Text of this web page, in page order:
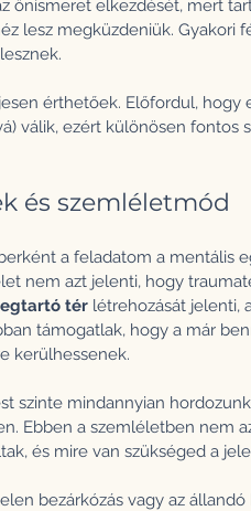
önismeret elkezdését, mert
lesz megküzdeniük. Gyakori
érthetőek. Előfordul,
válik, ezért különösen fontos
és szemléletmód
a feladatom a mentális
nem azt jelenti, hogy
tér létrehozását jelenti,
támogatlak, hogy a már
kerülhessenek.
szinte mindannyian
Ebben a szemléletben nem
és mire van szükséged a
bezárkózás vagy az